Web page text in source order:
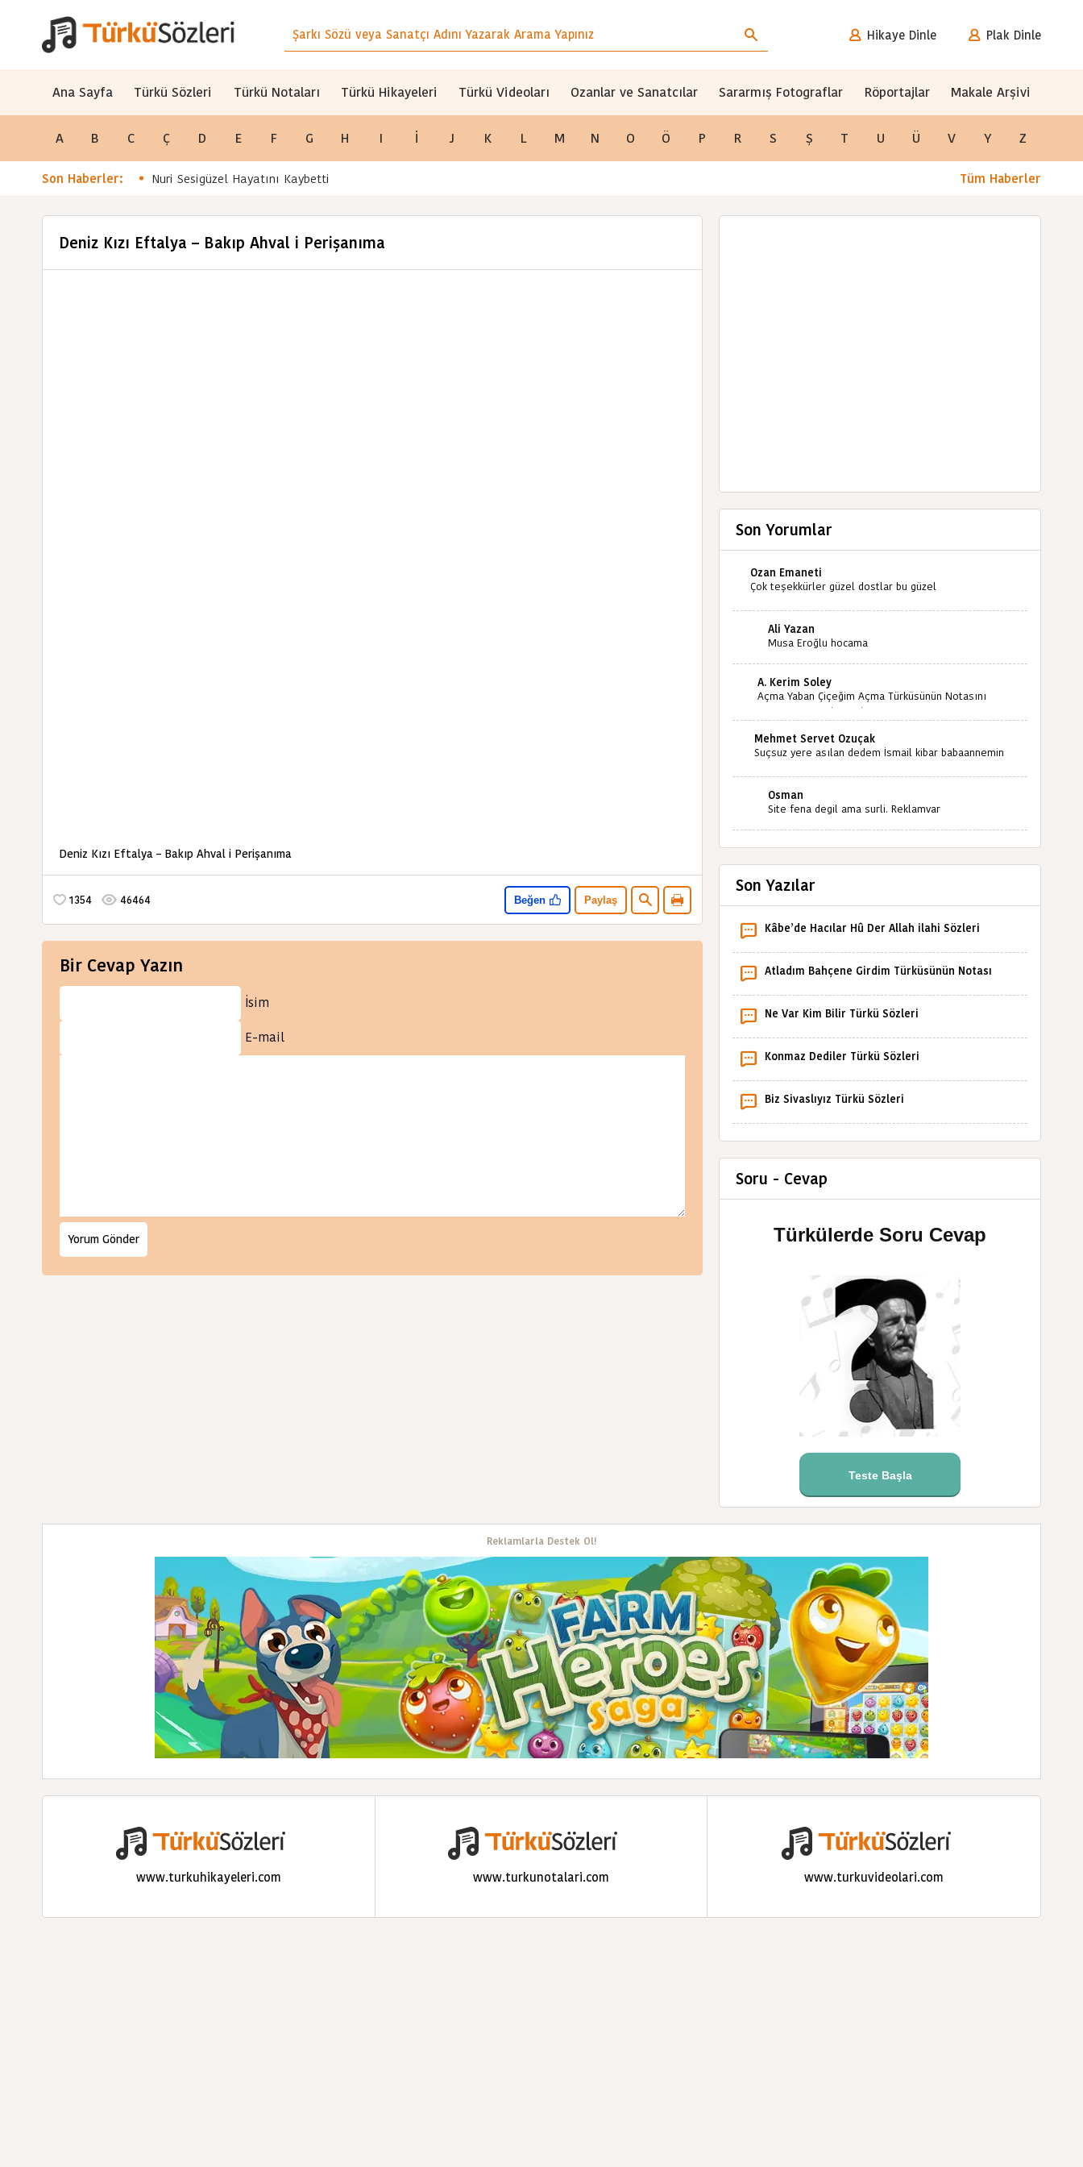
Hikaye Dinle Plak Dinle
Ana Sayfa Türkü Sözleri Türkü Notaları Türkü Hikayeleri Türkü Videoları Ozanlar ve Sanatcılar Sararmış Fotograflar Röportajlar Makale Arşivi
A B C Ç D E F G H I İ J K L M N O Ö P R S Ş T U Ü V Y Z
Son Haberler: Nuri Sesigüzel Hayatını Kaybetti Tüm Haberler
Deniz Kızı Eftalya – Bakıp Ahval i Perişanıma
Deniz Kızı Eftalya – Bakıp Ahval i Perişanıma
1354 46464 Beğen Paylaş
Bir Cevap Yazın
İsim
E-mail
Son Yorumlar
Ozan Emaneti
Çok teşekkürler güzel dostlar bu güzel
sizlerin sayesinde türkülerimiz ölmeyecektir tekrar
teşekkürler saygılarımla
Ali Yazan
Musa Eroğlu hocama
A. Kerim Soley
Açma Yaban Çiçeğim Açma Türküsünün Notasını
Bulabilir miyiz ?İlginiz İçin Şimdiden Teşekkürler.
Mehmet Servet Özuçak
Suçsuz yere asılan dedem İsmail kibar babaannemin
Osman
Site fena degil ama surli. Reklamvar
Son Yazılar
Kâbe’de Hacılar Hû Der Allah ilahi Sözleri
Atladım Bahçene Girdim Türküsünün Notası
Ne Var Kim Bilir Türkü Sözleri
Konmaz Dediler Türkü Sözleri
Biz Sivaslıyız Türkü Sözleri
Soru - Cevap
Türkülerde Soru Cevap
Teste Başla
Reklamlarla Destek Ol!
www.turkuhikayeleri.com www.turkunotalari.com www.turkuvideolari.com